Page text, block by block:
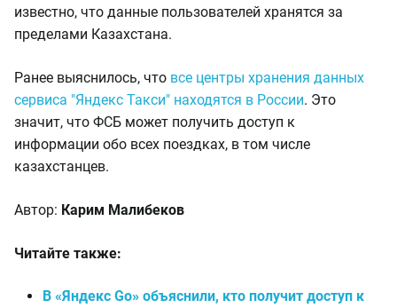
известно, что данные пользователей хранятся за
пределами Казахстана.
Ранее выяснилось, что все центры хранения данных
сервиса "Яндекс Такси" находятся в России. Это
значит, что ФСБ может получить доступ к
информации обо всех поездках, в том числе
казахстанцев.
Автор: Карим Малибеков
Читайте также:
В «Яндекс Go» объяснили, кто получит доступ к